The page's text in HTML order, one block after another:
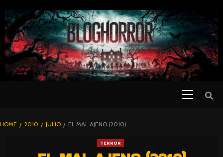
TO
CONTENT
BLOGHORROR
HOME 2010 JULIO EL MAL AJENO (2010)
TERROR